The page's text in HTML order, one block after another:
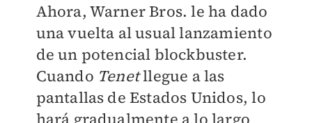
Ahora, Warner Bros. le ha dado
una vuelta al usual lanzamiento
de un potencial blockbuster.
Cuando Tenetllegue a las
pantallas de Estados Unidos, lo